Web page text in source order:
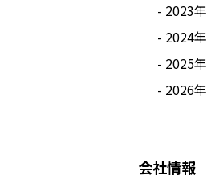
- 2023年
- 2024年
- 2025年
- 2026年
会社情報